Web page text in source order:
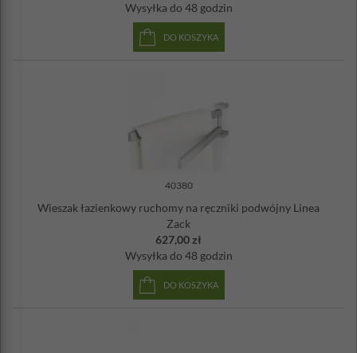
Wysyłka do 48 godzin
DO KOSZYKA
40380
Wieszak łazienkowy ruchomy na ręczniki podwójny Linea
Zack
627,00 zł
Wysyłka do 48 godzin
DO KOSZYKA